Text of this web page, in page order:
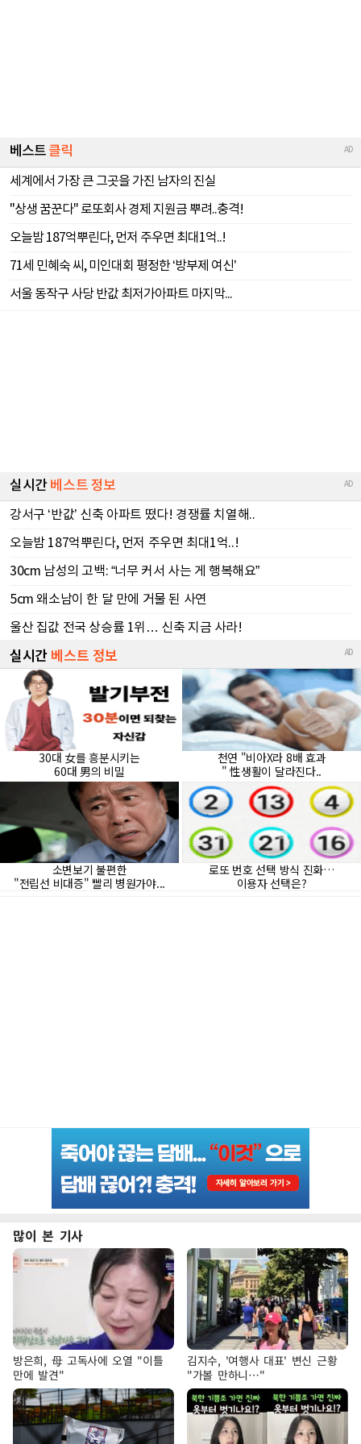
많이 본 기사
방은희, 母 고독사에 오열 "이틀
만에 발견"
김지수, '여행사 대표' 변신 근황
"가볼 만하니…"